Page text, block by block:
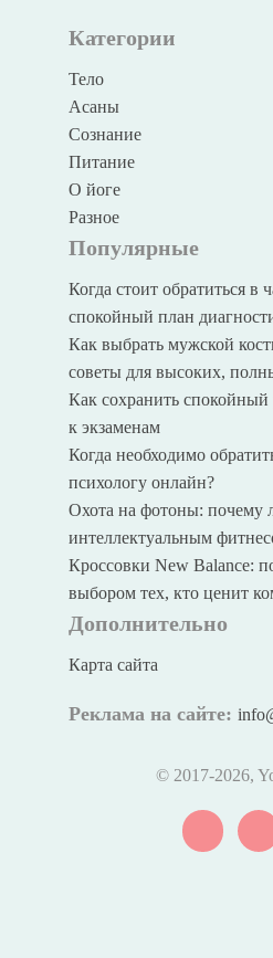
Категории
Тело
Асаны
Сознание
Питание
О йоге
Разное
Популярные
Когда стоит обратиться в
спокойный план
Как выбрать мужской
советы для высоких,
Как сохранить
к экзаменам
Когда необходимо
психологу онлайн?
Охота на фотоны: почему
интеллектуальным
Кроссовки New Balance:
выбором тех, кто ценит
Дополнительно
Карта сайта
Реклама на сайте:
© 2017-2026,